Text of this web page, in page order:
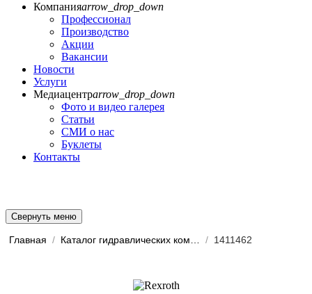
Компанияarrow_drop_down
Профессионал
Производство
Акции
Вакансии
Новости
Услуги
Медиацентрarrow_drop_down
Фото и видео галерея
Статьи
СМИ о нас
Буклеты
Контакты
Свернуть меню
Главная / / 1411462